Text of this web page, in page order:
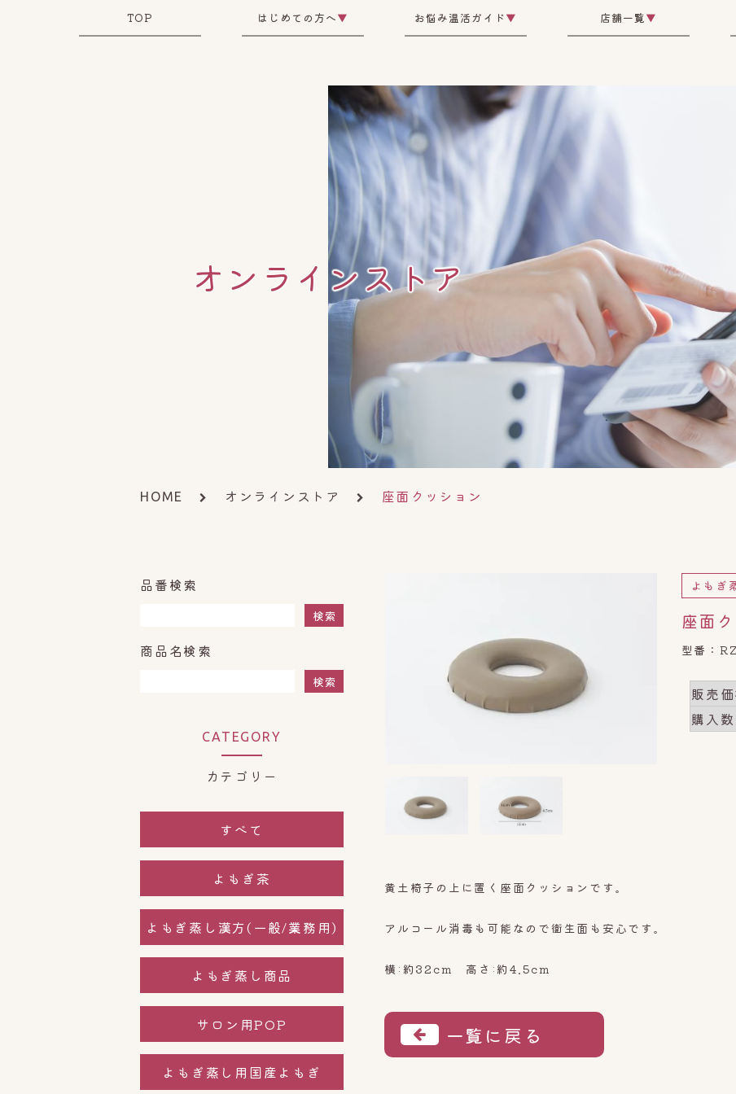
TOP はじめての方へ▼ お悩み温活ガイド▼ 店舗一覧▼
オンラインストア
HOME オンラインストア 座面クッション
よもぎ
座面
型番：
販売
購入数
黄土椅子の上に置く座面クッションです。
アルコール消毒も可能なので衛生面も安心です。
横:約32cm 高さ:約4.5cm
一覧に戻る
品番検索
検索
商品名検索
検索
CATEGORY
カテゴリー
すべて
よもぎ茶
よもぎ蒸し漢方(一般/業務用)
よもぎ蒸し商品
サロン用POP
よもぎ蒸し用国産よもぎ